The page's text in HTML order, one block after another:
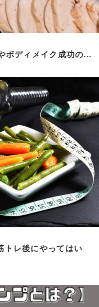
ボディメイク成功の...
トレ後にやってはい